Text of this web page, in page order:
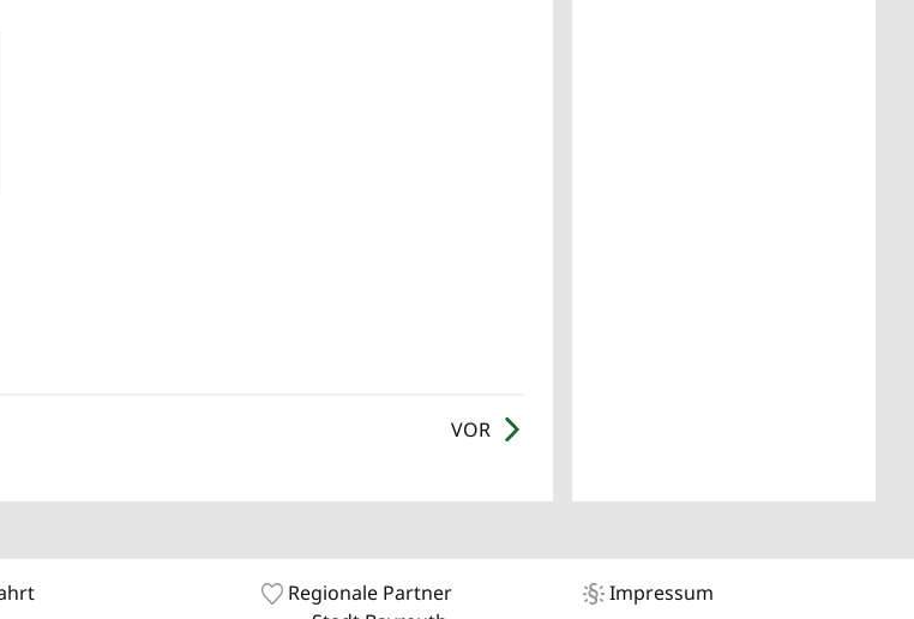
VOR
Regionale Partner
Impressum